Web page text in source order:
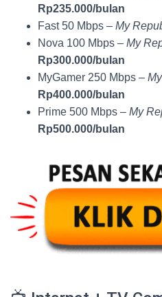
Rp235.000/bulan
Fast 50 Mbps – My
Nova 100 Mbps – My
Rp300.000/bulan
MyGamer 250 Mbps –
Rp400.000/bulan
Prime 500 Mbps – My
Rp500.000/bulan